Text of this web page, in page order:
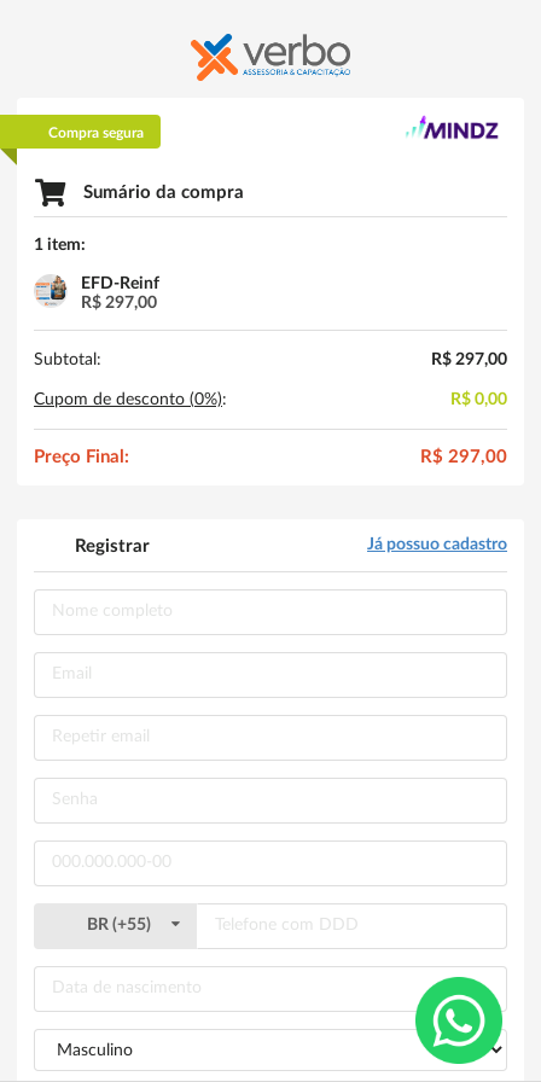
Registrar Já possuo cadastro
BR (+55)
Compra segura
Sumário da compra
1 item:
EFD-Reinf
R$ 297,00
Subtotal: R$ 297,00
Cupom de desconto (0%): R$ 0,00
Preço Final: R$ 297,00